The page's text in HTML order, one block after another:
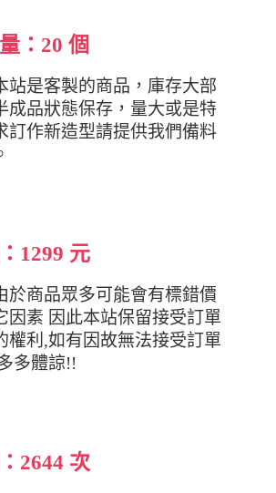
：20 個
站是客製的商品，庫存大部
成品狀態保存，量大或是特
訂作新造型請提供我們備料
1299 元
於商品眾多可能會有標錯價
因素 因此本站保留接受訂單
權利,如有因故無法接受訂單
多體諒!!
2644 次